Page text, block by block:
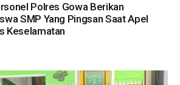
Polres Gowa Berikan
SMP Yang Pingsan Saat Apel
Keselamatan